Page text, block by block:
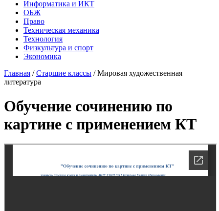
Информатика и ИКТ
ОБЖ
Право
Техническая механика
Технология
Физкультура и спорт
Экономика
Главная /Старшие классы /Мировая художественная
литература
Обучение сочинению по
картине с применением КТ